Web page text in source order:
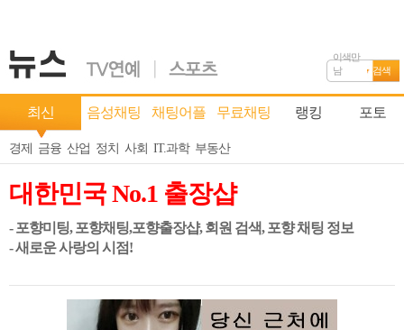
이색만
남
검색
최신 음성채팅 채팅어플 무료채팅 랭킹 포토
경제 금융 산업 정치 사회 IT.과학 부동산
대한민국 No.1 출장샵
- 포향미팅, 포향채팅,포향출장샵, 회원 검색, 포향 채팅 정보
- 새로운 사랑의 시점!